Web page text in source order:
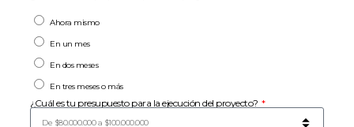
Ahora mismo
En un mes
En dos meses
En tres meses o más
¿Cuál es tu presupuesto para la ejecución del proyecto?